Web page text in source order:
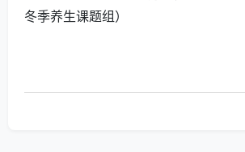
冬季养生课题组）